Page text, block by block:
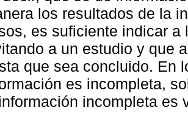
los resultados de la
es suficiente indicar
a un estudio y que
que sea concluido. En
es incompleta,
incompleta es